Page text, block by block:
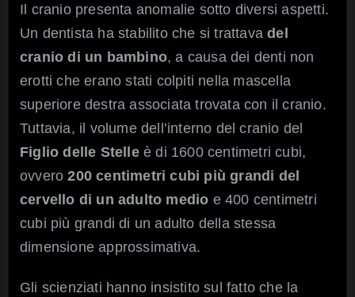
Il cranio presenta anomalie sotto diversi aspetti.
Un dentista ha stabilito che si trattavadel
cranio di un bambino, a causa dei denti non
erotti che erano stati colpiti nella mascella
superiore destra associata trovata con il cranio.
Tuttavia, il volume dell’interno del cranio del
Figlio delle Stelleè di 1600 centimetri cubi,
ovvero200 centimetri cubi più grandi del
cervello di un adulto medio e 400 centimetri
cubi più grandi di un adulto della stessa
dimensione approssimativa.
Gli scienziati hanno insistito sul fatto che la